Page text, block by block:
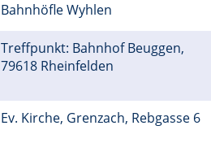
Bahnhöfle Wyhlen
Treffpunkt: Bahnhof Beuggen,
79618 Rheinfelden
Ev. Kirche, Grenzach, Rebgasse 6